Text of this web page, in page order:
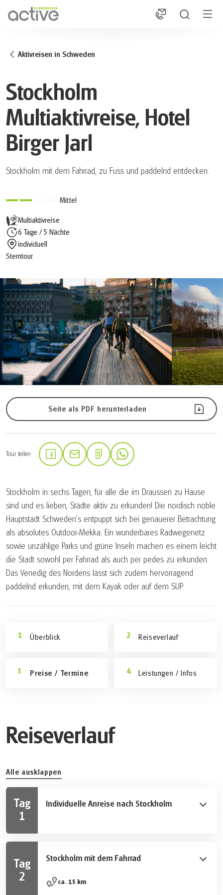
1
Aktivreisen in Schweden
Stockholm
Multiaktivreise, Hotel
Birger Jarl
Stockholm mit dem Fahrrad, zu Fuss und paddelnd entdecken.
Multiaktivreise
6 Tage / 5 Nächte
individuell
Sterntour
Mittel
Seite als PDF herunterladen
Tour teilen (Link öffnet in neuem Tab)
(Link öffnet in neuem Tab)(Link öffnet in neuem Tab)
Stockholm in sechs Tagen, für alle die im Draussen zu Hause
sind und es lieben, Städte aktiv zu erkunden! Die nordisch noble
Hauptstadt Schweden's entpuppt sich bei genauerer Betrachtung
als absolutes Outdoor-Mekka. Ein wunderbares Radwegenetz
sowie unzählige Parks und grüne Inseln machen es einem leicht
die Stadt sowohl per Fahrrad als auch per pedes zu erkunden.
Das Venedig des Nordens lässt sich zudem hervorragend
paddelnd erkunden, mit dem Kayak oder auf dem SUP.
Überblick Reiseverlauf
Preise / Termine Leistungen / Infos
Reiseverlauf
Alle ausklappen
Tag
1
Individuelle Anreise nach Stockholm
Tag
2
Stockholm mit dem Fahrrad
Entdecke auf einer dreistündigen, geführten
ca. 15 km